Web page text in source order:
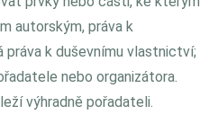
autorským, práva k
práva k duševnímu vlastnictví;
nebo organizátora.
výhradně pořadateli.